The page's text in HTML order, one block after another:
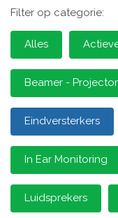
Filter op categorie:
Alles
Beamer - Projector
Eindversterkers
In Ear Monitoring
Luidsprekers